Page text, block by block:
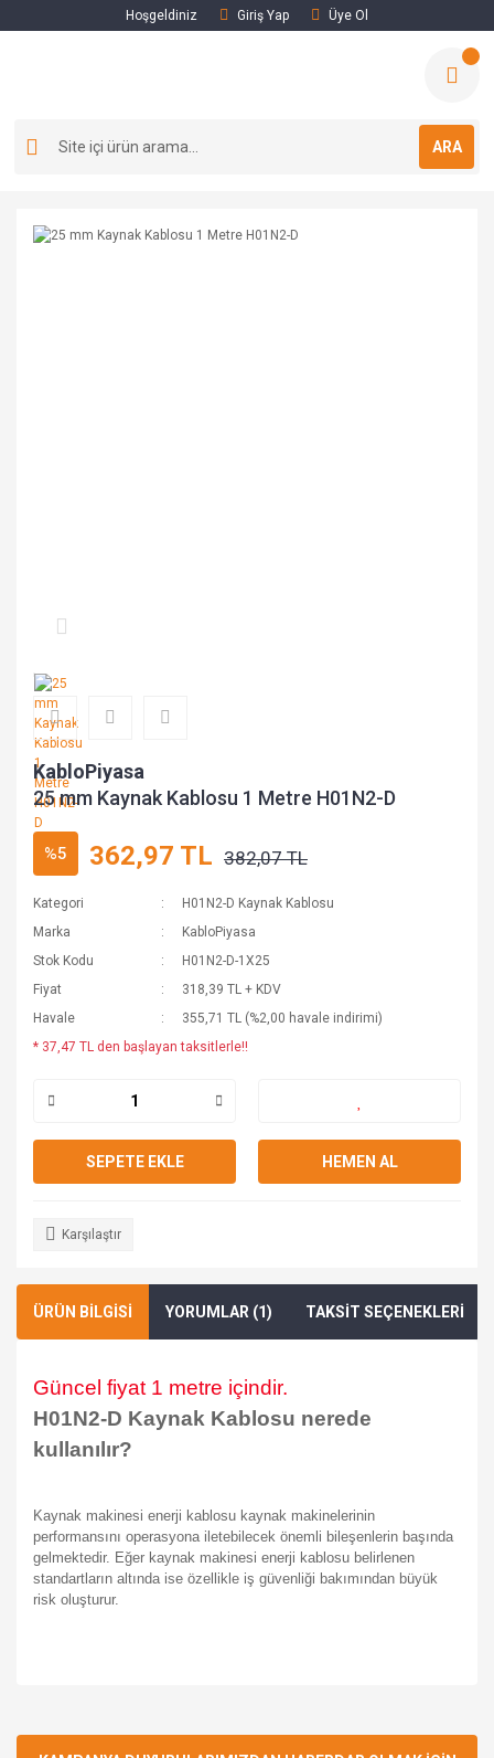
Hoşgeldiniz Giriş Yap Üye Ol
ARA
KabloPiyasa
25 mm Kaynak Kablosu 1 Metre H01N2-D
%5 362,97 TL 382,07 TL
Kategori
H01N2-D Kaynak Kablosu
Marka
KabloPiyasa
Stok Kodu
H01N2-D-1X25
Fiyat
318,39 TL + KDV
Havale
355,71 TL (%2,00 havale indirimi)
* 37,47 TL den başlayan taksitlerle!!
SEPETE EKLE HEMEN AL
Karşılaştır
ÜRÜN BİLGİSİ YORUMLAR (1) TAKSİT SEÇENEKLERİ
Güncel fiyat 1 metre içindir.
H01N2-D Kaynak Kablosu nerede
kullanılır?
Kaynak makinesi enerji kablosu kaynak makinelerinin
performansını operasyona iletebilecek önemli bileşenlerin başında
gelmektedir. Eğer kaynak makinesi enerji kablosu belirlenen
standartların altında ise özellikle iş güvenliği bakımından büyük
risk oluşturur.